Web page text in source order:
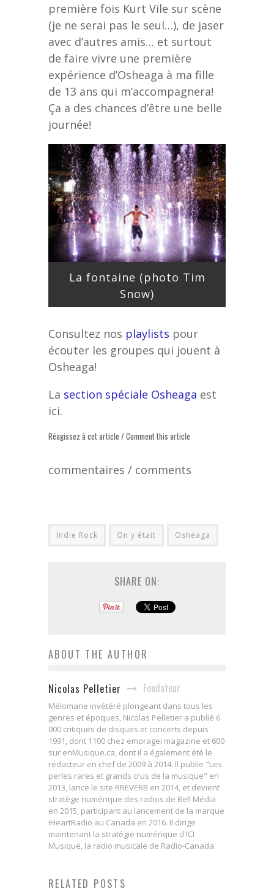
première fois Kurt Vile sur scène
(je ne serai pas le seul…), de jaser
avec d’autres amis… et surtout
de faire vivre une première
expérience d’Osheaga à ma fille
de 13 ans qui m’accompagnera!
Ça a des chances d’être une belle
journée!
La fontaine (photo Tim
Snow)
Consultez nos playlists pour
écouter les groupes qui jouent à
Osheaga!
La section spéciale Osheaga est
ici.
Réagissez à cet article / Comment this article
commentaires / comments
Indie Rock On y était Osheaga
SHARE ON:
ABOUT THE AUTHOR
Nicolas Pelletier Fondateur
Mélomane invétéré plongeant dans tous les
genres et époques, Nicolas Pelletier a publié 6
000 critiques de disques et concerts depuis
1991, dont 1100 chez emoragei magazine et 600
sur enMusique.ca, dont il a également été le
rédacteur en chef de 2009 à 2014. Il publie "Les
perles rares et grands crus de la musique" en
2013, lance le site RREVERB en 2014, et devient
stratège numérique des radios de Bell Média
en 2015, participant au lancement de la marque
iHeartRadio au Canada en 2016. Il dirige
maintenant la stratégie numérique d'ICI
Musique, la radio musicale de Radio-Canada.
RELATED POSTS